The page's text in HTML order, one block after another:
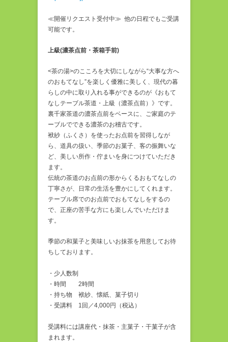
≪開催リクエスト受付中≫ 他の日程でもご受講
可能です。
上級(濃茶点前・茶箱手前)
<茶の湯>のこころを大切にしながら“大事な方へ
のおもてなし”を楽しく優雅に美しく、現代の暮
らしの中に取り入れる事ができるのが《おもて
なしテーブル茶道・上級（濃茶点前）》です。
裏千家茶道の濃茶点前をベースに、ご家庭のテ
ーブルでできる濃茶のお稽古です。
袱紗（ふくさ）を使ったお点前を習得しなが
ら、道具の扱い、季節のお菓子、客の振舞いな
ど、美しい所作・佇まいを身につけていただき
ます。
伝統の茶道のお点前の形からくるおもてなしの
丁寧さが、日常の生活を豊かにしてくれます。
テーブル席でのお点前でおもてなしをするの
で、正座の苦手な方にも楽しんでいただけま
す。
季節の和菓子と美味しいお抹茶を用意してお待
ちしております。
・少人数制
・時間 2時間
・持ち物 袱紗、懐紙、菓子切り
・受講料 1回／4,000円（税込）
受講料には講座代・抹茶・主菓子・干菓子が含
まれます。